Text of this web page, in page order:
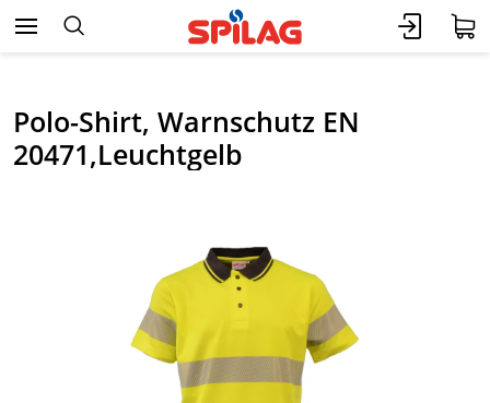
Polo-Shirt, Warnschutz EN
20471,Leuchtgelb